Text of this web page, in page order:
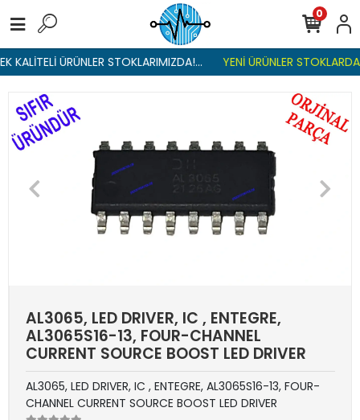
ÜRÜNLER STOKLARIMIZDA!... YENİ ÜRÜNLER
0
AL3065, LED DRIVER, IC , ENTEGRE,
AL3065S16-13, FOUR-CHANNEL
CURRENT SOURCE BOOST LED DRIVER
AL3065, LED DRIVER, IC , ENTEGRE, AL3065S16-13, FOUR-
CHANNEL CURRENT SOURCE BOOST LED DRIVER